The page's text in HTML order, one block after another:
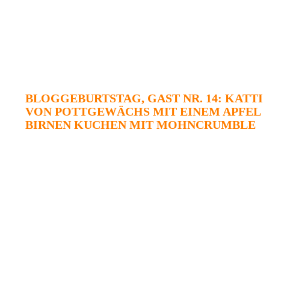
BLOGGEBURTSTAG, GAST NR. 14: KATTI
VON POTTGEWÄCHS MIT EINEM APFEL
BIRNEN KUCHEN MIT MOHNCRUMBLE